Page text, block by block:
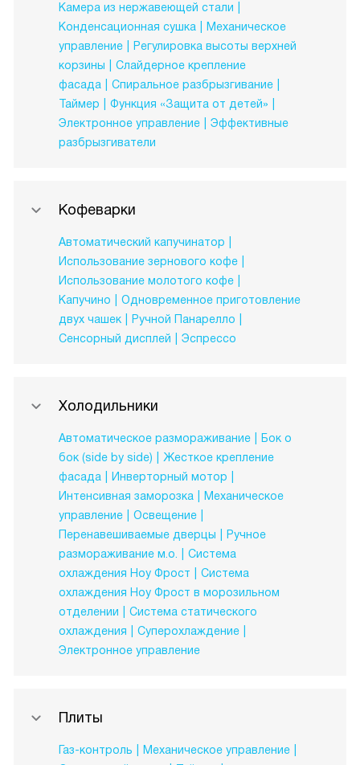
Камера из нержавеющей стали
Конденсационная сушка
Механическое
управление
Регулировка высоты верхней
корзины
Слайдерное крепление
фасада
Спиральное разбрызгивание
Таймер
Функция «Защита от детей»
Электронное управление
Эффективные
разбрызгиватели
Кофеварки
Автоматический капучинатор
Использование зернового кофе
Использование молотого кофе
Капучино
Одновременное приготовление
двух чашек
Ручной Панарелло
Сенсорный дисплей
Эспрессо
Холодильники
Автоматическое размораживание
Бок о
бок (side by side)
Жесткое крепление
фасада
Инверторный мотор
Интенсивная заморозка
Механическое
управление
Освещение
Перенавешиваемые дверцы
Ручное
размораживание м.о.
Система
охлаждения Ноу Фрост
Система
охлаждения Ноу Фрост в морозильном
отделении
Система статического
охлаждения
Суперохлаждение
Электронное управление
Плиты
Газ-контроль
Механическое управление